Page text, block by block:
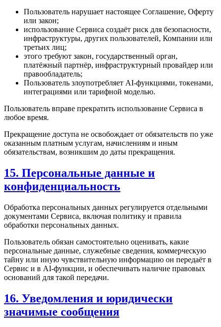
Пользователь нарушает настоящее Соглашение, Оферту
или закон;
использование Сервиса создаёт риск для безопасности,
инфраструктуры, других пользователей, Компании или
третьих лиц;
этого требуют закон, государственный орган,
платёжный партнёр, инфраструктурный провайдер или
правообладатель;
Пользователь злоупотребляет AI-функциями, токенами,
интеграциями или тарифной моделью.
Пользователь вправе прекратить использование Сервиса в
любое время.
Прекращение доступа не освобождает от обязательств по уже
оказанным платным услугам, начислениям и иным
обязательствам, возникшим до даты прекращения.
15. Персональные данные и
конфиденциальность
Обработка персональных данных регулируется отдельными
документами Сервиса, включая политику и правила
обработки персональных данных.
Пользователь обязан самостоятельно оценивать, какие
персональные данные, служебные сведения, коммерческую
тайну или иную чувствительную информацию он передаёт в
Сервис и в AI-функции, и обеспечивать наличие правовых
оснований для такой передачи.
16. Уведомления и юридически
значимые сообщения